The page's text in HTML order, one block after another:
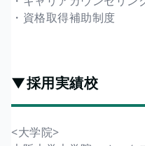
・資格取得補助制度
▼採用実績校
<大学院>